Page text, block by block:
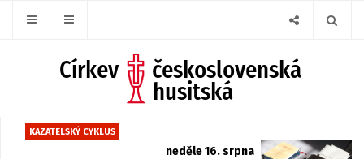
KAZATELSKÝ CYKLUS
neděle 16. srpna